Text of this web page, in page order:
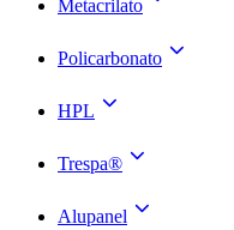
Metacrilato
Policarbonato
HPL
Trespa®
Alupanel